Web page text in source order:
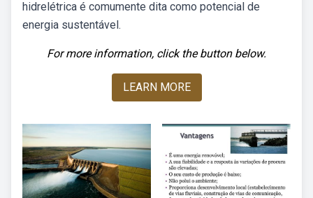
hidrelétrica é comumente dita como potencial de
energia sustentável.
For more information, click the button below.
LEARN MORE